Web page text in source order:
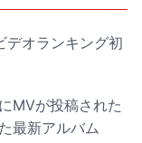
デオランキング初
MVが投稿された
最新アルバム